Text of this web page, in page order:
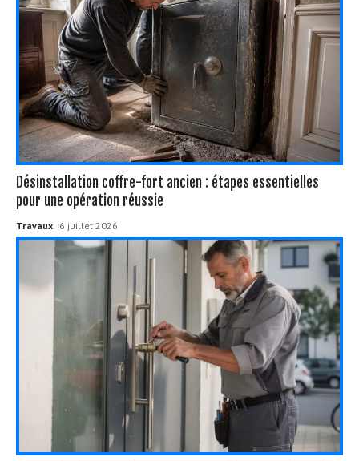
Désinstallation coffre-fort ancien : étapes essentielles
pour une opération réussie
Travaux 6 juillet 2026